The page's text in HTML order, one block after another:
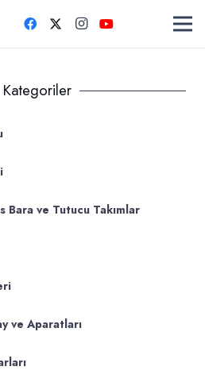
Kategoriler
Bara ve Tutucu Takımlar
ve Aparatları